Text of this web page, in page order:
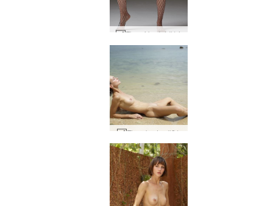
Flora i kødet #14
Flora kyster #21